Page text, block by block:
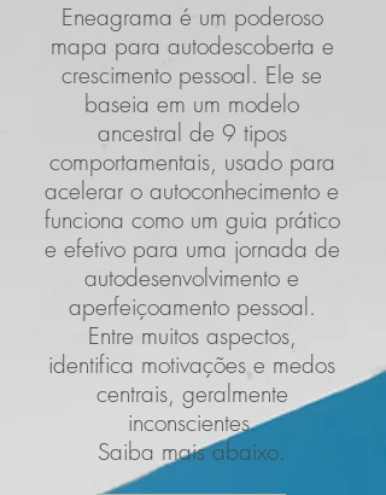
Eneagrama é um poderoso
mapa para autodescoberta e
crescimento pessoal. Ele se
baseia em um modelo
ancestral de 9 tipos
comportamentais, usado para
acelerar o autoconhecimento e
funciona como um guia prático
e efetivo para uma jornada de
autodesenvolvimento e
aperfeiçoamento pessoal.
Entre muitos aspectos,
identifica motivações e medos
centrais, geralmente
inconscientes.
Saiba mais abaixo.